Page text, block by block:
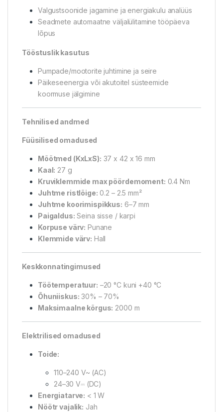
Valgustsoonide jagamine ja energiakulu analüüs
Seadmete automaatne väljalülitamine tööpäeva
lõpus
Tööstuslik kasutus
Pumpade/mootorite juhtimine ja seire
Päikeseenergia või akutoitel süsteemide
koormuse jälgimine
Tehnilised andmed
Füüsilised omadused
Mõõtmed (KxLxS): 37 x 42 x 16 mm
Kaal: 27 g
Kruviklemmide max pöördemoment: 0.4 Nm
Juhtme ristlõige: 0.2 – 2.5 mm²
Juhtme koorimispikkus: 6–7 mm
Paigaldus: Seina sisse / karpi
Korpuse värv: Punane
Klemmide värv: Hall
Keskkonnatingimused
Töötemperatuur: –20 °C kuni +40 °C
Õhuniiskus: 30% – 70%
Maksimaalne kõrgus: 2000 m
Elektrilised omadused
Toide:
110–240 V~ (AC)
24–30 V⎓ (DC)
Energiatarve: < 1 W
Nöötr vajalik: Jah